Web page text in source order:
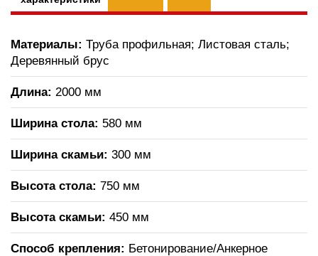
Материалы: Труба профильная; Листовая сталь;
Деревянный брус
Длина: 2000 мм
Ширина стола: 580 мм
Ширина скамьи: 300 мм
Высота стола: 750 мм
Высота скамьи: 450 мм
Способ крепления: Бетонирование/Анкерное